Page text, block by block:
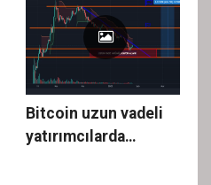
Bitcoin uzun vadeli
yatırımcılarda